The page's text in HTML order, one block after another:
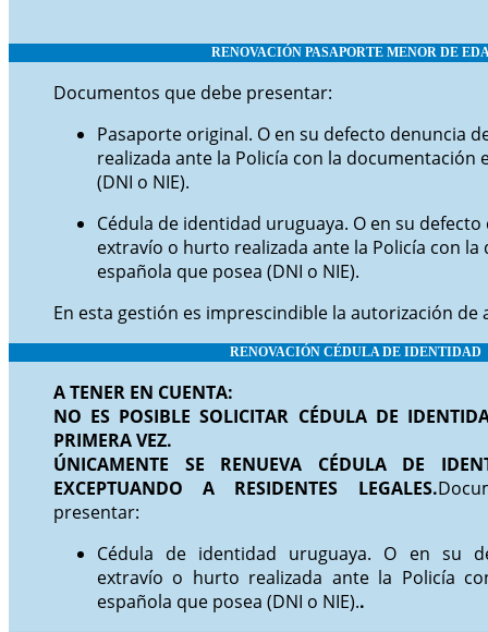
RENOVACIÓN PASAPORTE MENOR DE
Documentos que debe presentar:
Pasaporte original. O en su defecto denuncia
realizada ante la Policía con la documentación
(DNI o NIE).
Cédula de identidad uruguaya. O en su
extravío o hurto realizada ante la Policía con
española que posea (DNI o NIE).
En esta gestión es imprescindible la autorización de
RENOVACIÓN CÉDULA DE IDENTIDAD
A TENER EN CUENTA:
NO ES POSIBLE SOLICITAR CÉDULA DE
PRIMERA VEZ.
ÚNICAMENTE SE RENUEVA CÉDULA DE
EXCEPTUANDO A RESIDENTES LEGALES.
presentar:
Cédula de identidad uruguaya. O en su
extravío o hurto realizada ante la Policía
española que posea (DNI o NIE)..